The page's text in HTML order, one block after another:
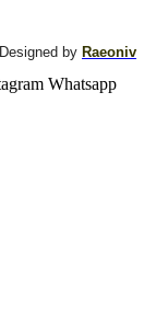
by Raeoniv
Whatsapp